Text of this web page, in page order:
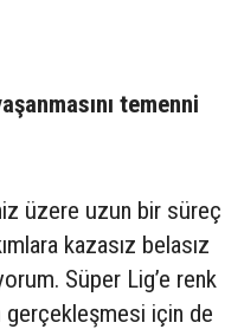
temenni
üzere uzun bir süreç
kazasız belasız
Süper Lig’e renk
gerçekleşmesi için de